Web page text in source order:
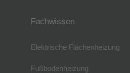
Fachwissen
Elektrische Flächenheizung
Fußbodenheizung